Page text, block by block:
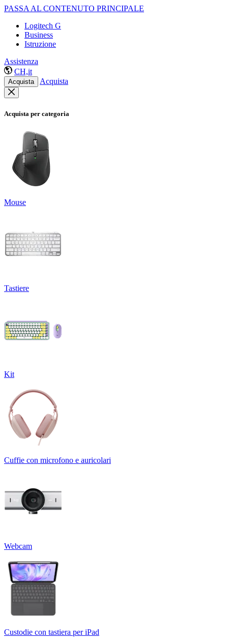
PASSA AL CONTENUTO PRINCIPALE
Logitech G
Business
Istruzione
Assistenza
CH,it
Acquista Acquista
Acquista per categoria
Mouse
Tastiere
Kit
Cuffie con microfono e auricolari
Webcam
Custodie con tastiera per iPad